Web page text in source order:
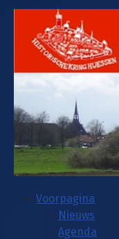
Voorpagina
Nieuws
Agenda